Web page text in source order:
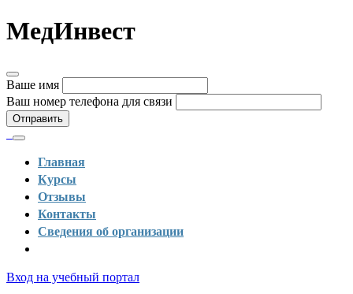
МедИнвест
Ваше имя
Ваш номер телефона для связи
Отправить
Главная
Курсы
Отзывы
Контакты
Сведения об организации
Вход на учебный портал